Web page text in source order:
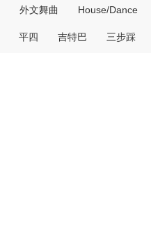
外文舞曲 House/Dance
平四 吉特巴 三步踩